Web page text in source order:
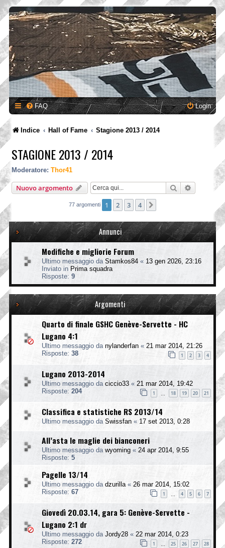
FAQ Login
Indice Hall of Fame Stagione 2013 / 2014
STAGIONE 2013 / 2014
Moderatore: Thor41
Nuovo argomento Cerca Ricerca
77 argomenti 1 2 3 4
Annunci
Modifiche e migliorie Forum
Ultimo messaggio da Stamkos84 « 13 gen 2026, 23:16
Inviato in Prima squadra
Risposte: 9
Argomenti
Quarto di finale GSHC Genève-Servette - HC
Lugano 4:1
Ultimo messaggio da nylanderfan « 21 mar 2014, 21:26
Risposte: 38 1 2 3 4
Lugano 2013-2014
Ultimo messaggio da ciccio33 « 21 mar 2014, 19:42
Risposte: 204 1 18 19 20 21
Classifica e statistiche RS 2013/14
Ultimo messaggio da Swissfan « 17 set 2013, 0:28
All’asta le maglie dei bianconeri
Ultimo messaggio da wyoming « 24 apr 2014, 9:55
Risposte: 5
Pagelle 13/14
Ultimo messaggio da dzurilla « 26 mar 2014, 15:02
Risposte: 67 1 4 5 6 7
Giovedì 20.03.14, gara 5: Genève-Servette -
Lugano 2:1 dr
Ultimo messaggio da Jordy28 « 22 mar 2014, 0:23
Risposte: 272 1 25 26 27 28